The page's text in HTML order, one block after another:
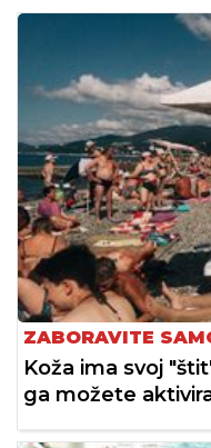
ZABORAVITE
Koža ima svoj
ga možete